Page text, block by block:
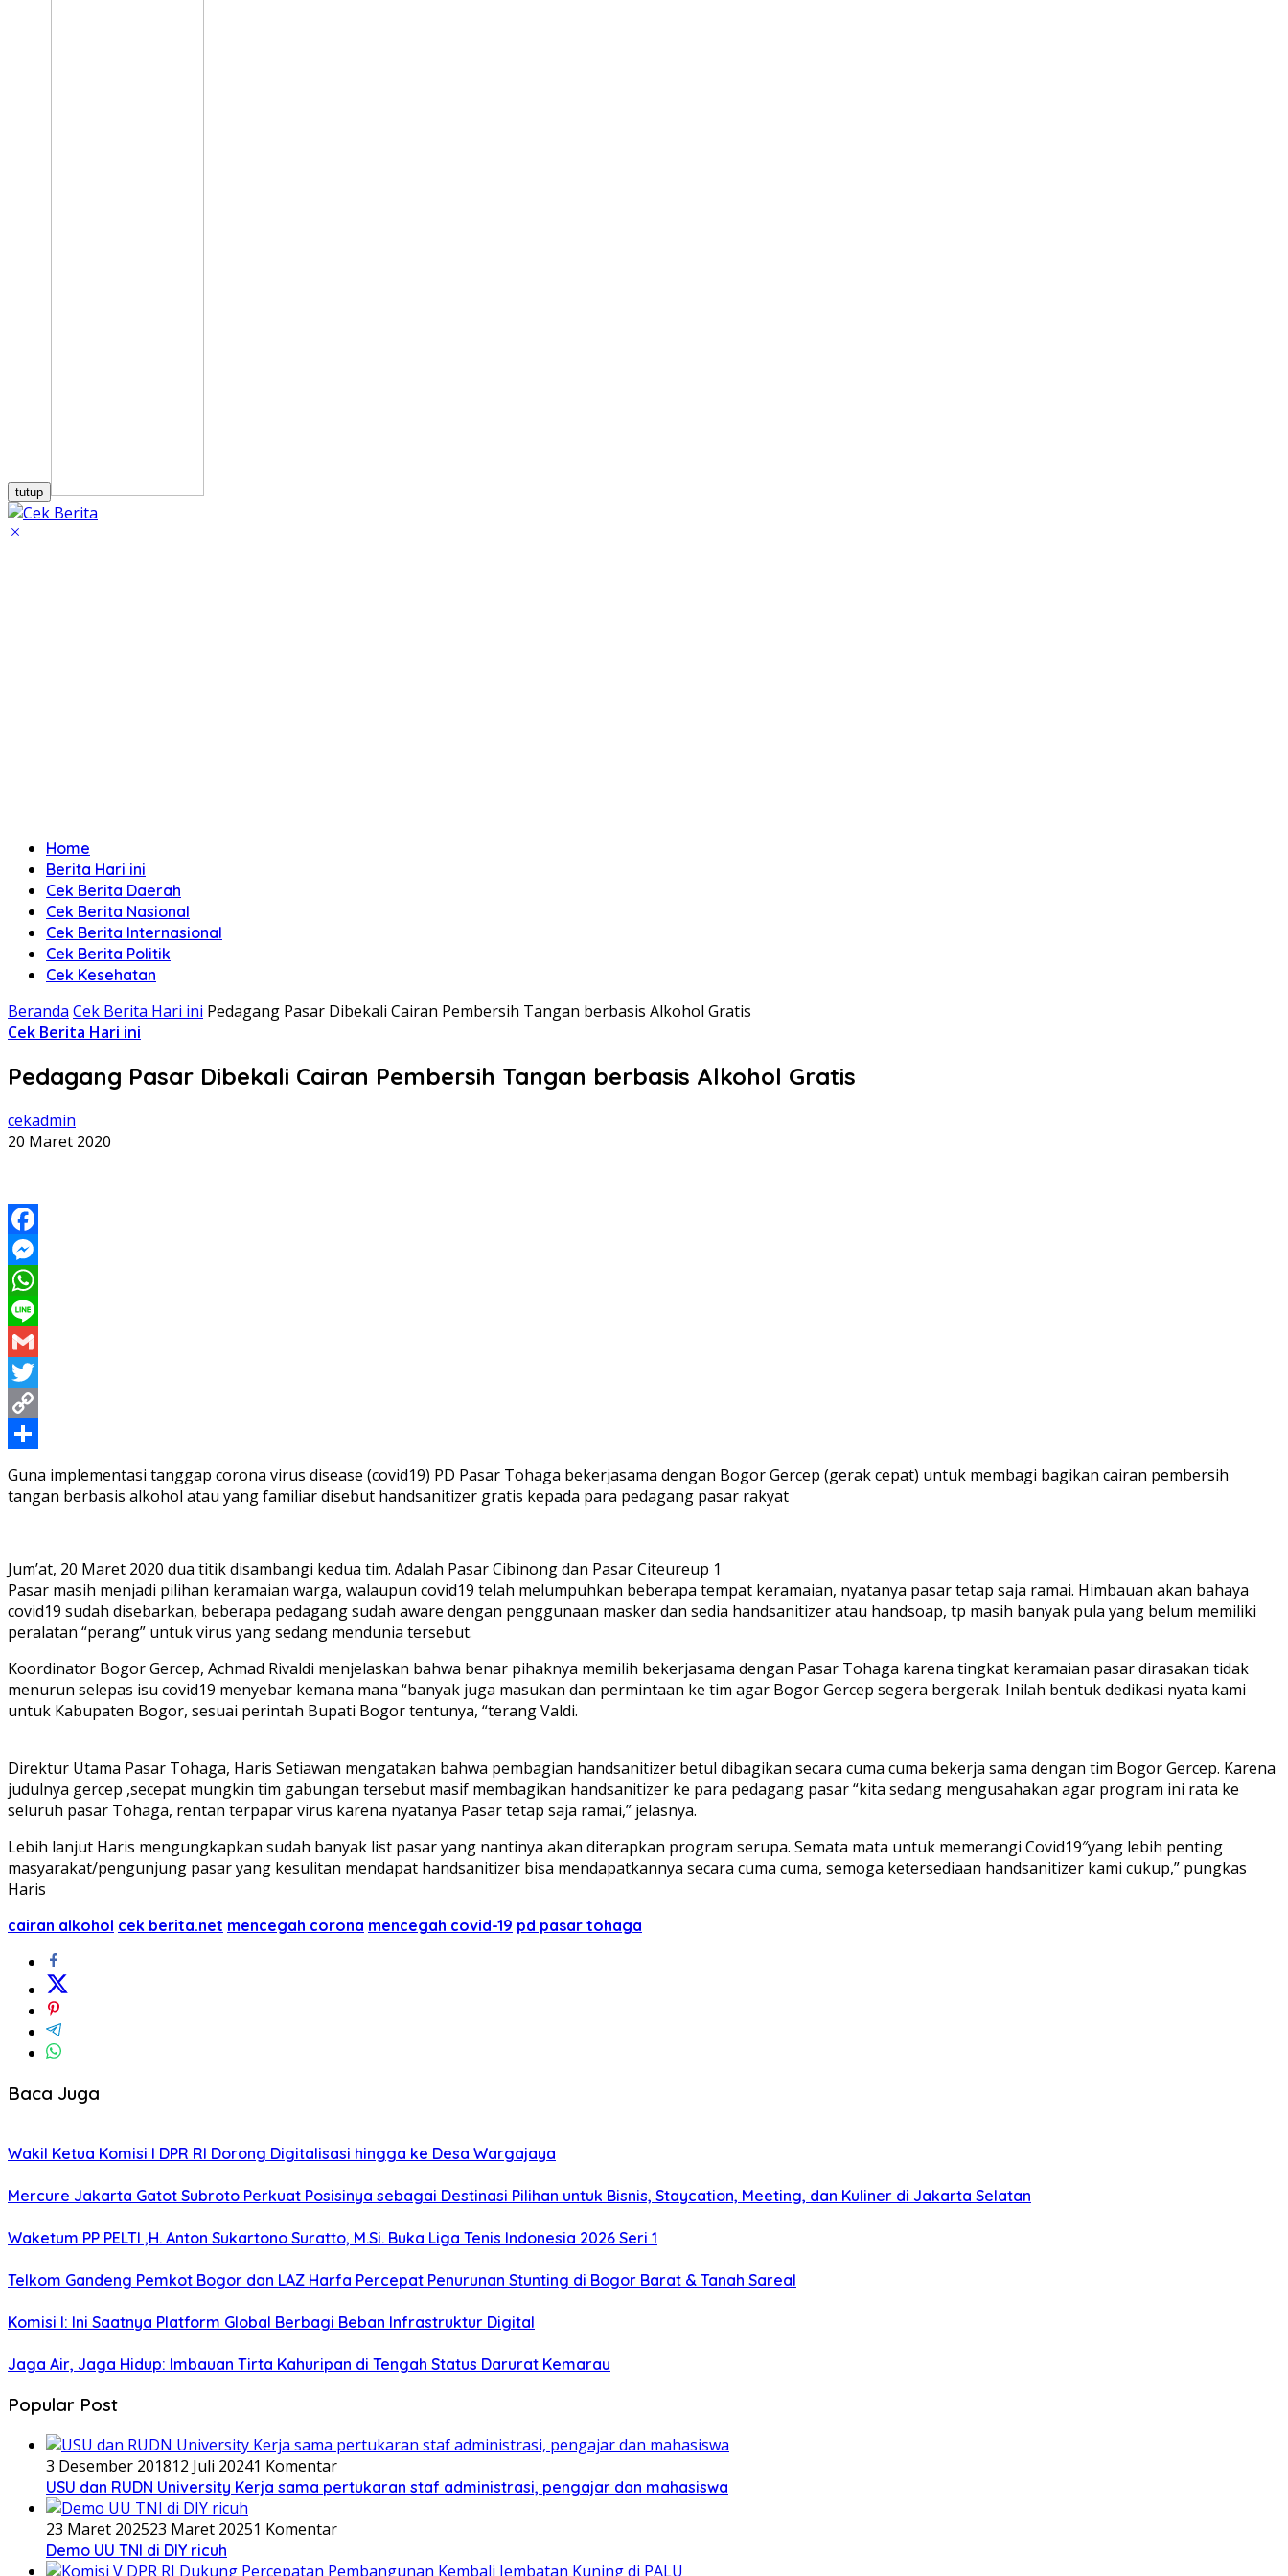
tutup
Home
Berita Hari ini
Cek Berita Daerah
Cek Berita Nasional
Cek Berita Internasional
Cek Berita Politik
Cek Kesehatan
Beranda Cek Berita Hari ini Pedagang Pasar Dibekali Cairan Pembersih Tangan berbasis Alkohol Gratis
Cek Berita Hari ini
Pedagang Pasar Dibekali Cairan Pembersih Tangan berbasis Alkohol Gratis
cekadmin
20 Maret 2020
Facebook
Messenger
WhatsApp
Line
Gmail
Twitter
Copy
Link
Share
Guna implementasi tanggap corona virus disease (covid19) PD Pasar Tohaga bekerjasama dengan Bogor Gercep (gerak cepat) untuk membagi bagikan cairan pembersih
tangan berbasis alkohol atau yang familiar disebut handsanitizer gratis kepada para pedagang pasar rakyat
Jum’at, 20 Maret 2020 dua titik disambangi kedua tim. Adalah Pasar Cibinong dan Pasar Citeureup 1
Pasar masih menjadi pilihan keramaian warga, walaupun covid19 telah melumpuhkan beberapa tempat keramaian, nyatanya pasar tetap saja ramai. Himbauan akan bahaya
covid19 sudah disebarkan, beberapa pedagang sudah aware dengan penggunaan masker dan sedia handsanitizer atau handsoap, tp masih banyak pula yang belum memiliki
peralatan “perang” untuk virus yang sedang mendunia tersebut.
Koordinator Bogor Gercep, Achmad Rivaldi menjelaskan bahwa benar pihaknya memilih bekerjasama dengan Pasar Tohaga karena tingkat keramaian pasar dirasakan tidak
menurun selepas isu covid19 menyebar kemana mana “banyak juga masukan dan permintaan ke tim agar Bogor Gercep segera bergerak. Inilah bentuk dedikasi nyata kami
untuk Kabupaten Bogor, sesuai perintah Bupati Bogor tentunya, “terang Valdi.
Direktur Utama Pasar Tohaga, Haris Setiawan mengatakan bahwa pembagian handsanitizer betul dibagikan secara cuma cuma bekerja sama dengan tim Bogor Gercep. Karena
judulnya gercep ,secepat mungkin tim gabungan tersebut masif membagikan handsanitizer ke para pedagang pasar “kita sedang mengusahakan agar program ini rata ke
seluruh pasar Tohaga, rentan terpapar virus karena nyatanya Pasar tetap saja ramai,” jelasnya.
Lebih lanjut Haris mengungkapkan sudah banyak list pasar yang nantinya akan diterapkan program serupa. Semata mata untuk memerangi Covid19″yang lebih penting
masyarakat/pengunjung pasar yang kesulitan mendapat handsanitizer bisa mendapatkannya secara cuma cuma, semoga ketersediaan handsanitizer kami cukup,” pungkas
Haris
cairan alkohol cek berita.net mencegah corona mencegah covid-19 pd pasar tohaga
Baca Juga
Wakil Ketua Komisi I DPR RI Dorong Digitalisasi hingga ke Desa Wargajaya
Mercure Jakarta Gatot Subroto Perkuat Posisinya sebagai Destinasi Pilihan untuk Bisnis, Staycation, Meeting, dan Kuliner di Jakarta Selatan
Waketum PP PELTI ,H. Anton Sukartono Suratto, M.Si. Buka Liga Tenis Indonesia 2026 Seri 1
Telkom Gandeng Pemkot Bogor dan LAZ Harfa Percepat Penurunan Stunting di Bogor Barat & Tanah Sareal
Komisi I: Ini Saatnya Platform Global Berbagi Beban Infrastruktur Digital
Jaga Air, Jaga Hidup: Imbauan Tirta Kahuripan di Tengah Status Darurat Kemarau
Popular Post
3 Desember 201812 Juli 20241 Komentar
USU dan RUDN University Kerja sama pertukaran staf administrasi, pengajar dan mahasiswa
23 Maret 202523 Maret 20251 Komentar
Demo UU TNI di DIY ricuh